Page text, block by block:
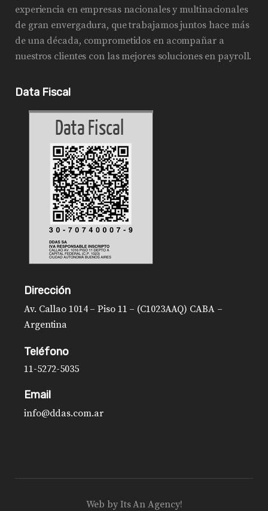
experiencia en empresas nacionales y multinacionales
de gran envergadura, que trabajamos juntos hace más
de una década, comprometidos en acompañar a
nuestros clientes con las mejores soluciones en payroll.
Data Fiscal
Dirección
Av. Callao 1014 – Piso 11 – (C1023AAQ) CABA –
Argentina
Teléfono
11-5272-5035
Email
info@ddas.com.ar
Web by Its An Agency!